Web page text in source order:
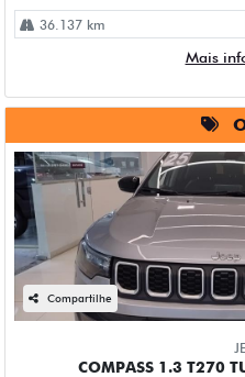
36.137 km
Mais
Compartilhe
COMPASS 1.3 T270